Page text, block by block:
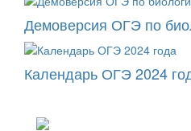
Демоверсия ОГЭ по
Календарь ОГЭ 2024